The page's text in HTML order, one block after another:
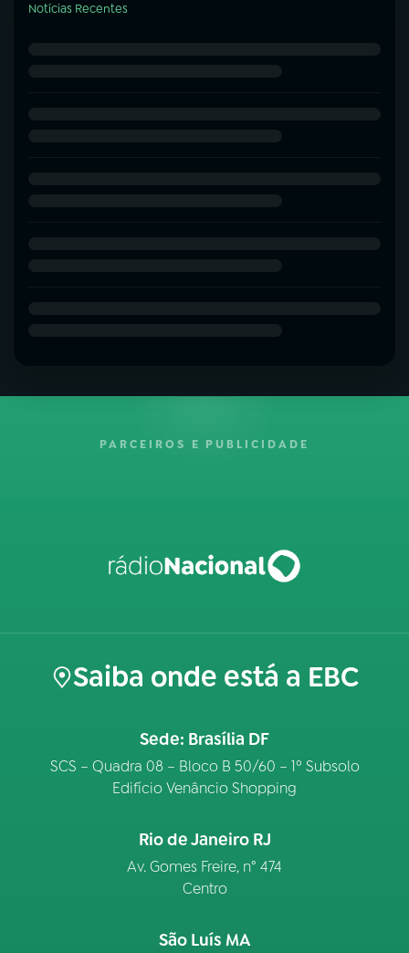
Notícias Recentes
PARCEIROS E PUBLICIDADE
Saiba onde está a EBC
Sede: Brasília DF
SCS – Quadra 08 – Bloco B 50/60 – 1º Subsolo
Edifício Venâncio Shopping
Rio de Janeiro RJ
Av. Gomes Freire, n° 474
Centro
São Luís MA